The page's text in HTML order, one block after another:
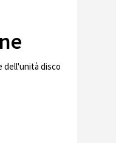
dell'unità disco